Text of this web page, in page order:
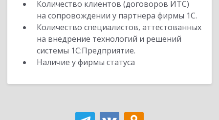
Количество клиентов (договоров ИТС)
на сопровождении у партнера фирмы 1С.
Количество специалистов, аттестованных
на внедрение технологий и решений
системы 1С:Предприятие.
Наличие у фирмы статуса